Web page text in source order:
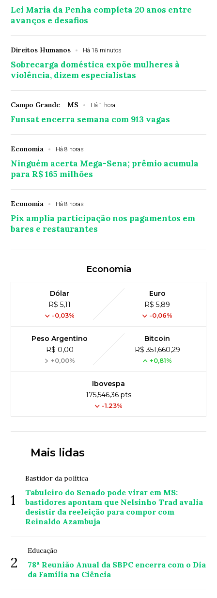
Lei Maria da Penha completa 20 anos entre
avanços e desafios
Direitos Humanos Há 18 minutos
Sobrecarga doméstica expõe mulheres à
violência, dizem especialistas
Campo Grande - MS Há 1 hora
Funsat encerra semana com 913 vagas
Economia Há 8 horas
Ninguém acerta Mega-Sena; prêmio acumula
para R$ 165 milhões
Economia Há 8 horas
Pix amplia participação nos pagamentos em
bares e restaurantes
Economia
Dólar
R$ 5,11
-0,03%
Euro
R$ 5,89
-0,06%
Peso Argentino
R$ 0,00
+0,00%
Bitcoin
R$ 351,660,29
+0,81%
Ibovespa
175,546,36 pts
-1.23%
Mais lidas
1
Bastidor da política
Tabuleiro do Senado pode virar em MS:
bastidores apontam que Nelsinho Trad avalia
desistir da reeleição para compor com
Reinaldo Azambuja
2
Educação
78ª Reunião Anual da SBPC encerra com o Dia
da Família na Ciência